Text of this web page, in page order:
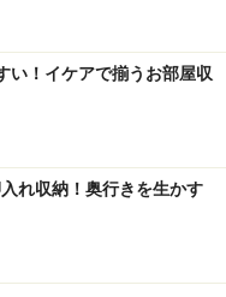
と使いやすいです。
どこに何があるのか
ると、奥の物が必要
れなくなってしまう
NG！ 重ねるのは同じ
い！イケアで揃うお部屋収
れ収納！奥行きを生かす